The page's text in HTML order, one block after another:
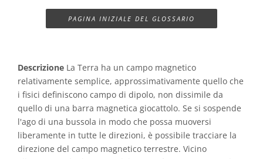
PAGINA INIZIALE DEL GLOSSARIO
Descrizione La Terra ha un campo magnetico
relativamente semplice, approssimativamente quello che
i fisici definiscono campo di dipolo, non dissimile da
quello di una barra magnetica giocattolo. Se si sospende
l'ago di una bussola in modo che possa muoversi
liberamente in tutte le direzioni, è possibile tracciare la
direzione del campo magnetico terrestre. Vicino